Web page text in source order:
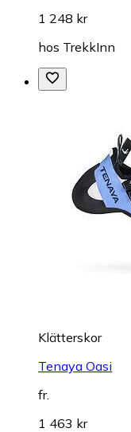
1 248 kr
hos TrekkInn
Klätterskor
Tenaya Oasi
fr.
1 463 kr